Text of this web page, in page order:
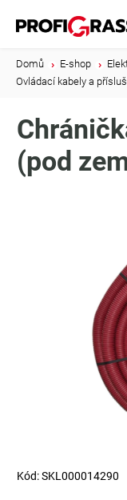
Domů E-shop
Ovládací kabely a
(pod
Kód:SKL000014290